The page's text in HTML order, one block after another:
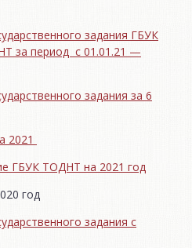
задания ГБУК
за период с 01.01.21 —
задания за 6
2021
ГБУК ТОДНТ на 2021 год
год
задания с